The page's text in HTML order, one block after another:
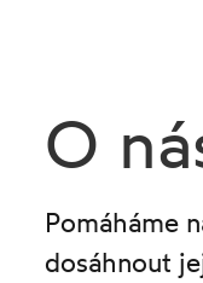
O
Pomáháme
dosáhnout